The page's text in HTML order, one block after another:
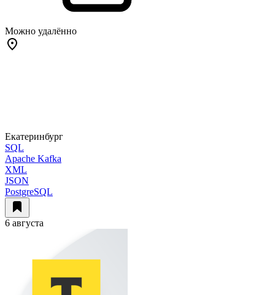
Можно удалённо
Екатеринбург
SQL
Apache Kafka
XML
JSON
PostgreSQL
6 августа